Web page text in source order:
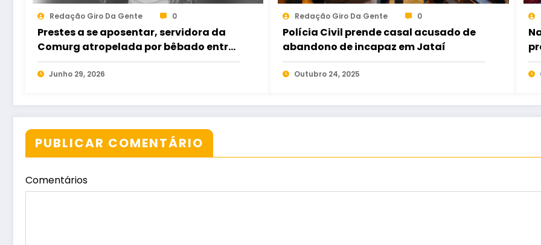
Redação Giro Da Gente 0
Prestes a se aposentar, servidora da
Comurg atropelada por bêbado entra
em protocolo de morte encefálica
Junho 29, 2026
Redação Giro Da Gente 0
Polícia Civil prende casal acusado de
abandono de incapaz em Jataí
Outubro 24, 2025
PUBLICAR COMENTÁRIO
Comentários